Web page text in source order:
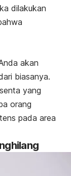
dilakukan
akan
biasanya.
yang
orang
pada area